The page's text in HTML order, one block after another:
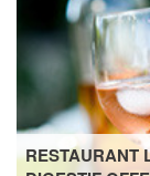
RESTAURANT